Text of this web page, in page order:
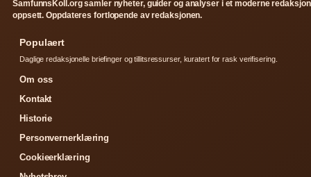
SamfunnsKoll.org samler nyheter, guider og analyser i et moderne
oppsett. Oppdateres fortlopende av redaksjonen.
Populaert
Daglige redaksjonelle briefinger og tillitsressurser, kuratert for rask verifisering.
Om oss
Kontakt
Historie
Personvernerklæring
Cookieerklæring